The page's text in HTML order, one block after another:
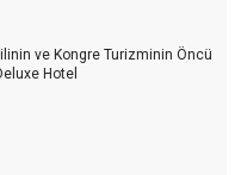
ve Kongre Turizminin Öncü
Hotel